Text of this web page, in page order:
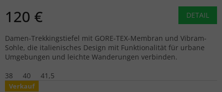
120 € DETAIL
Damen-Trekkingstiefel mit GORE-TEX-Membran und Vibram-
Sohle, die italienisches Design mit Funktionalität für urbane
Umgebungen und leichte Wanderungen verbinden.
38
40 41,5
Verkauf